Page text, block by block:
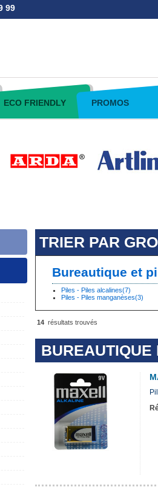
99
ECO FRIENDLY PROMOS
TRIER PAR
Bureautique et
Piles - Piles alcalines(7)
Piles - Piles manganèses(3)
14 résultats trouvés